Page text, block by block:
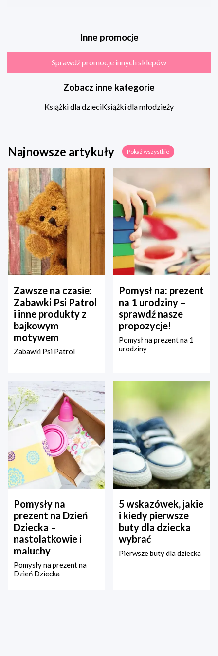
Inne promocje
Sprawdź promocje innych sklepów
Zobacz inne kategorie
Książki dla dzieciKsiążki dla młodzieży
Najnowsze artykuły Pokaż wszystkie
Zawsze na czasie:
Zabawki Psi Patrol
i inne produkty z
bajkowym
motywem
Zabawki Psi Patrol
Pomysł na: prezent
na 1 urodziny –
sprawdź nasze
propozycje!
Pomysł na prezent na 1
urodziny
Pomysły na
prezent na Dzień
Dziecka –
nastolatkowie i
maluchy
Pomysły na prezent na
Dzień Dziecka
5 wskazówek, jakie
i kiedy pierwsze
buty dla dziecka
wybrać
Pierwsze buty dla dziecka